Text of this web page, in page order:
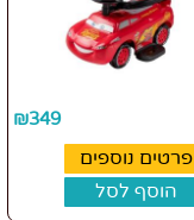
₪349
פרטים נוספים
הוסף לסל